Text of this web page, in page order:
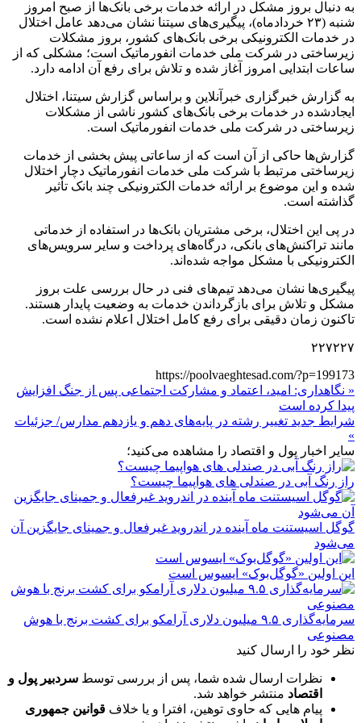
به دنبال بروز مشکل در ارائه خدمات برخی بانک‌ها از صبح امروز
شنبه (۲۳ خردادماه)، پیگیری‌های سیتنا نشان می‌دهد عامل اختلال
در خدمات الکترونیکی برخی بانک‌های کشور، بروز مشکلات
زیرساختی در شرکت ملی خدمات انفورماتیک است؛ مشکلی که از
ساعات ابتدایی امروز آغاز شده و تلاش برای رفع آن ادامه دارد.
به گزارش خبرگزاری خبرآنلاین و براساس گزارش سیتنا، اختلال
ایجادشده در خدمات برخی بانک‌های کشور ناشی از مشکلات
زیرساختی در شرکت ملی خدمات انفورماتیک است.
گزارش‌ها حاکی از آن است که از ساعاتی پیش بخشی از خدمات
زیرساختی مرتبط با شرکت ملی خدمات انفورماتیک دچار اختلال
شده و این موضوع بر ارائه خدمات الکترونیکی چند بانک تأثیر
گذاشته است.
در پی این اختلال، برخی مشتریان بانک‌ها در استفاده از خدماتی
مانند تراکنش‌های بانکی، درگاه‌های پرداخت و سایر سرویس‌های
الکترونیکی با مشکل مواجه شده‌اند.
پیگیری‌ها نشان می‌دهد تیم‌های فنی در حال بررسی علت بروز
مشکل و تلاش برای بازگرداندن خدمات به وضعیت پایدار هستند.
تاکنون زمان دقیقی برای رفع کامل اختلال اعلام نشده است.
۲۲۷۲۲۷
https://poolvaeghtesad.com/?p=199173
« نگاهداری: امید، اعتماد و مشارکت اجتماعی پس از جنگ افزایش
پیدا کرده است
شرایط جدید تغییر رشته در پایه‌های دهم و یازدهم مدارس/ جزئیات
»
سایر اخبار پول و اقتصاد را مشاهده می‌کنید؛
راز رنگ آبی در صندلی های هواپیما چیست؟
گوگل اسیستنت ماه آینده در اندروید غیرفعال و جمینای جایگزین آن
می‌شود
این اولین «گوگل‌بوک» ایسوس است
سرمایه‌گذاری ۹.۵ میلیون دلاری آرامکو برای کشت برنج با هوش
مصنوعی
نظر خود را ارسال کنید
نظرات ارسال شده شما، پس از بررسی توسط سردبیر پول و
اقتصاد منتشر خواهد شد.
پیام هایی که حاوی توهین، افترا و یا خلاف قوانین جمهوری